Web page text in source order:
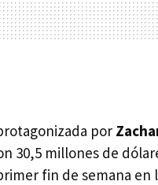
por
30,5 millones de
fin de semana en